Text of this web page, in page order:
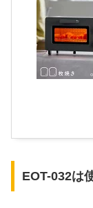
EOT-032は